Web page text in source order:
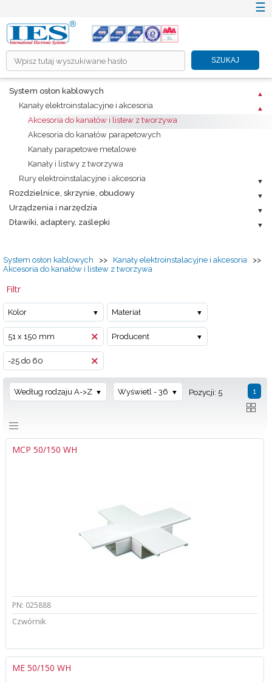
×
HOME
PRODUKTY
RIEŠENIA ICT A TZB
INFORMAČNÉ SYSTÉMY
PROMOTION
KARIÉRA
KONTAKT
☰
SZUKAJ
System osłon kablowych
Kanały elektroinstalacyjne i akcesoria
Akcesoria do kanałów i listew z tworzywa
Akcesoria do kanałów parapetowych
Kanały parapetowe metalowe
Kanały i listwy z tworzywa
Rury elektroinstalacyjne i akcesoria
Rozdzielnice, skrzynie, obudowy
Urządzenia i narzędzia
Dławiki, adaptery, zaślepki
System osłon kablowych >> Kanały elektroinstalacyjne i akcesoria
>>
Akcesoria do kanałów i listew z tworzywa
Filtr
Kolor Materiał
51 x 150 mm Producent
-25 do 60
1
Według rodzaju A->Z Wyświetl - 36 Pozycji: 5
MCP 50/150 WH
PN: 025888
Czwórnik
ME 50/150 WH